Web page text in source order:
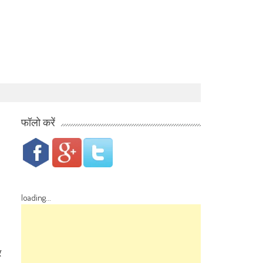
फॉलो करें
loading...